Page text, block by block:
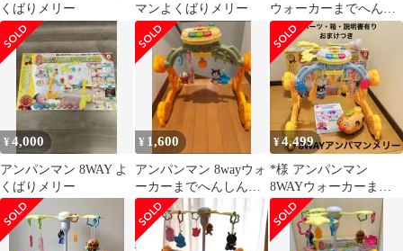
くばりメリー
マンよくばりメリー
ウォーカーまでへんし
ん！よくばりメリー
¥4,000
アンパンマン 8WAY よ
くばりメリー
¥ 1,600
アンパンマン 8wayウォ
ーカーまでへんしん！
よくばりメリー
¥4,499
︎*︎様 アンパンマン
8WAYウォーカーまで
へんしん！よくばりメ
リー ベビー